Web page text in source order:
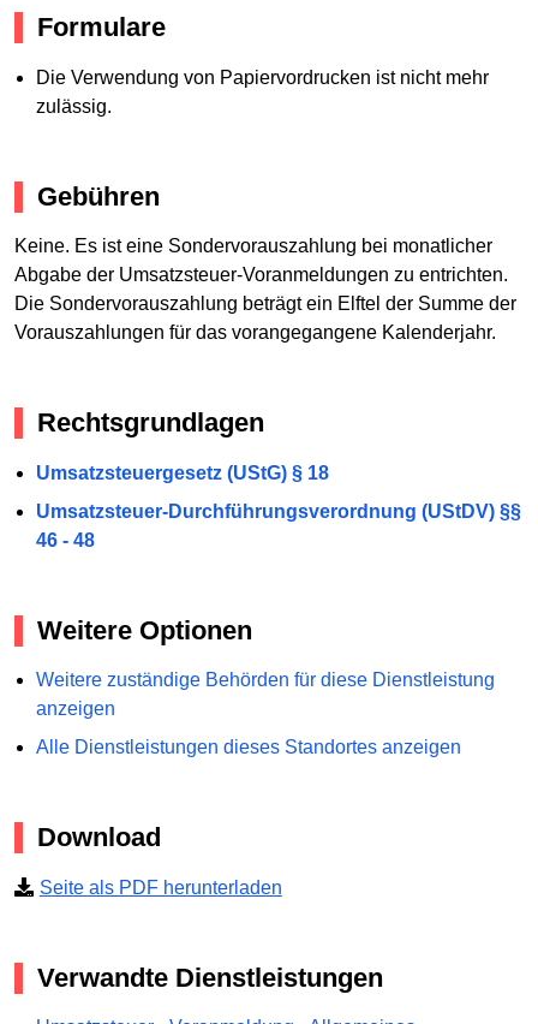
Formulare
Die Verwendung von Papiervordrucken ist nicht mehr
zulässig.
Gebühren
Keine. Es ist eine Sondervorauszahlung bei monatlicher
Abgabe der Umsatzsteuer-Voranmeldungen zu entrichten.
Die Sondervorauszahlung beträgt ein Elftel der Summe der
Vorauszahlungen für das vorangegangene Kalenderjahr.
Rechtsgrundlagen
Umsatzsteuergesetz (UStG) § 18
Umsatzsteuer-Durchführungsverordnung (UStDV) §§
46 - 48
Weitere Optionen
Weitere zuständige Behörden für diese Dienstleistung
anzeigen
Alle Dienstleistungen dieses Standortes anzeigen
Download
Seite als PDF herunterladen
Verwandte Dienstleistungen